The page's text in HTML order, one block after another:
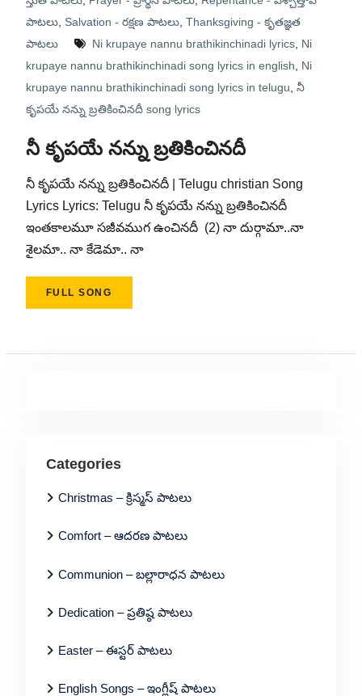
పాటలు, Salvation - రక్షణ పాటలు, Thanksgiving - కృతజ్ఞత
పాటలు
Ni krupaye nannu brathikinchinadi lyrics, Ni
krupaye nannu brathikinchinadi song lyrics in english
Ni
krupaye nannu brathikinchinadi song lyrics in telugu నీ
కృపయే నన్ను బ్రతికించినదీ song lyrics
నీ కృపయే నన్ను బ్రతికించినదీ
నీ కృపయే నన్ను బ్రతికించినదీ | Telugu christian Song
Lyrics Lyrics: Telugu నీ కృపయే నన్ను బ్రతికించినదీ
ఇంతకాలమూ సజీవముగ ఉంచినదీ (2) నా దుర్గామా..నా
శైలమా.. నా కేడెమా.. నా
FULL SONG
Categories
Christmas – క్రిస్మస్ పాటలు
Comfort – ఆదరణ పాటలు
Communion – బల్లారాధన పాటలు
Dedication – ప్రతిష్ఠ పాటలు
Easter – ఈస్టర్ పాటలు
English Songs – ఇంగ్లీష్ పాటలు